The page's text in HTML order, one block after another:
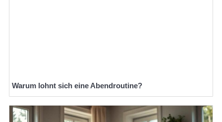
Warum lohnt sich eine Abendroutine?